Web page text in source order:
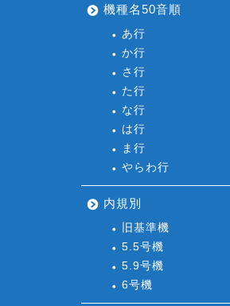
機種名50音順
あ行
か行
さ行
た行
な行
は行
ま行
やらわ行
内規別
旧基準機
5.5号機
5.9号機
6号機